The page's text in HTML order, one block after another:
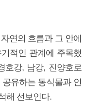
연의 흐름과 그 안에
적인 관계에 주목했
호강, 남강, 진양호로
유하는 동식물과 인
해 선보인다.